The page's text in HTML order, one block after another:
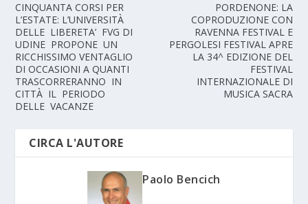
CINQUANTA CORSI PER
L’ESTATE: L’UNIVERSITÀ
DELLE LIBERETA’ FVG DI
UDINE PROPONE UN
RICCHISSIMO VENTAGLIO
DI OCCASIONI A QUANTI
TRASCORRERANNO IN
CITTÀ IL PERIODO
DELLE VACANZE
PORDENONE: LA
COPRODUZIONE CON
RAVENNA FESTIVAL E
PERGOLESI FESTIVAL APRE
LA 34^ EDIZIONE DEL
FESTIVAL
INTERNAZIONALE DI
MUSICA SACRA
CIRCA L'AUTORE
Paolo Bencich